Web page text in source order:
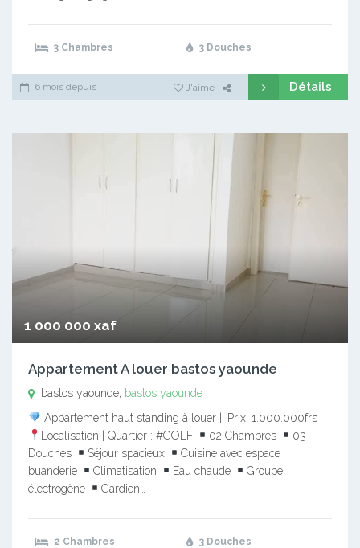
3 Chambres 3 Douches
6 mois depuis J'aime Détails
1 000 000 xaf
Appartement A louer bastos yaounde
bastos yaounde, bastos yaounde
Appartement haut standing à louer || Prix: 1.000.000frs
Localisation | Quartier : #GOLF
02 Chambres
03
Douches
Séjour spacieux
Cuisine avec espace
buanderie
Climatisation Eau chaude
Groupe
électrogène
Gardien…
2 Chambres 3 Douches